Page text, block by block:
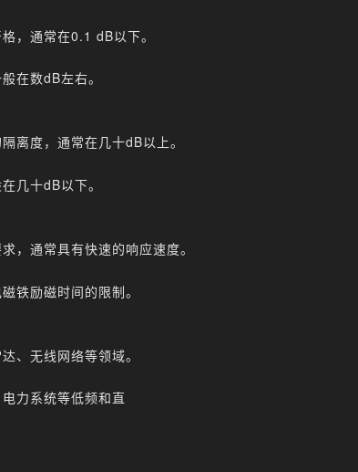
，通常在0.1 dB以下。
在数dB左右。
离度，通常在几十dB以上。
几十dB以下。
，通常具有快速的响应速度。
铁励磁时间的限制。
、无线网络等领域。
力系统等低频和直